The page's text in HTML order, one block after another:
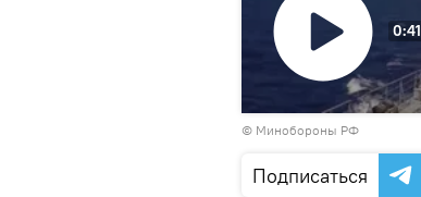
Воспроизвести
видео
0:41
© Минобороны РФ
Подписаться